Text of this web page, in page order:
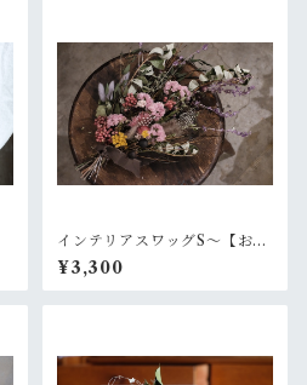
インテリアスワッグS〜【お好
きなお色でオーダー制作】依
頼
¥3,300